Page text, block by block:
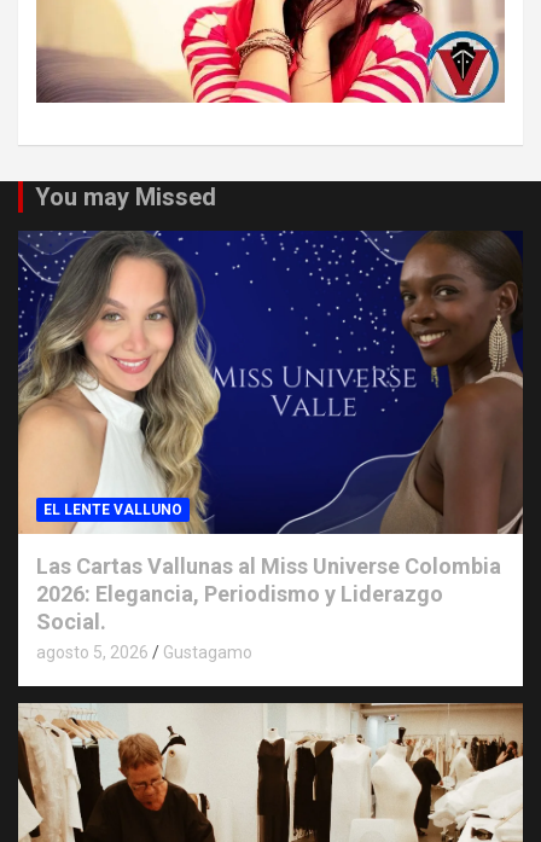
You may Missed
EL LENTE VALLUNO
Las Cartas Vallunas al Miss Universe Colombia
2026: Elegancia, Periodismo y Liderazgo
Social.
agosto 5, 2026 Gustagamo